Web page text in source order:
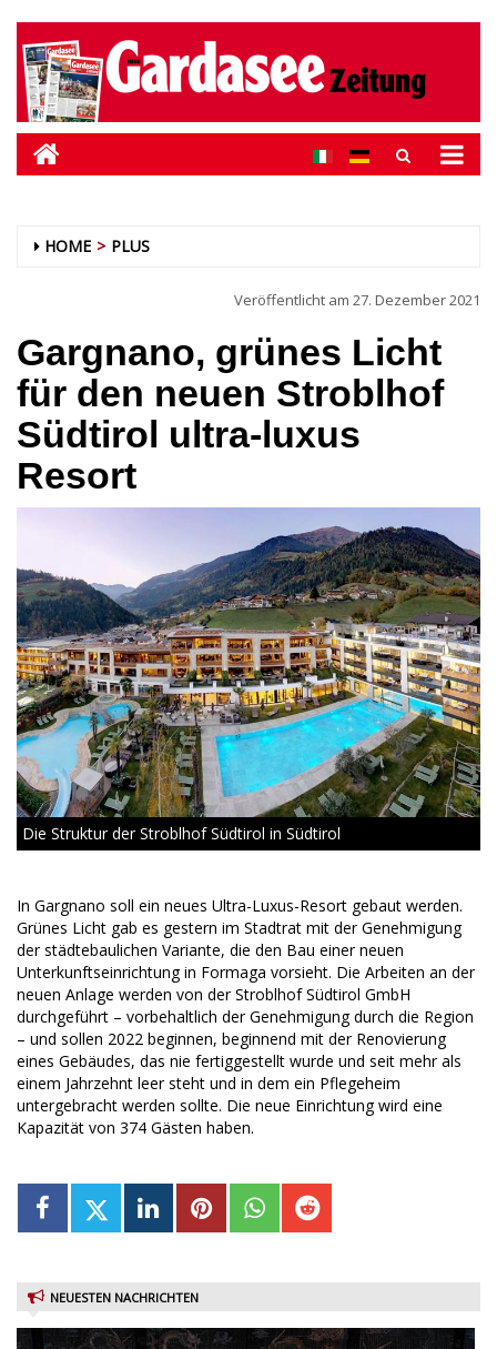
HOME PLUS
Veröffentlicht am 27. Dezember 2021
Gargnano, grünes Licht
für den neuen Stroblhof
Südtirol ultra-luxus
Resort
Die Struktur der Stroblhof Südtirol in Südtirol
In Gargnano soll ein neues Ultra-Luxus-Resort gebaut werden.
Grünes Licht gab es gestern im Stadtrat mit der Genehmigung
der städtebaulichen Variante, die den Bau einer neuen
Unterkunftseinrichtung in Formaga vorsieht. Die Arbeiten an der
neuen Anlage werden von der Stroblhof Südtirol GmbH
durchgeführt – vorbehaltlich der Genehmigung durch die Region
– und sollen 2022 beginnen, beginnend mit der Renovierung
eines Gebäudes, das nie fertiggestellt wurde und seit mehr als
einem Jahrzehnt leer steht und in dem ein Pflegeheim
untergebracht werden sollte. Die neue Einrichtung wird eine
Kapazität von 374 Gästen haben.
NEUESTEN NACHRICHTEN